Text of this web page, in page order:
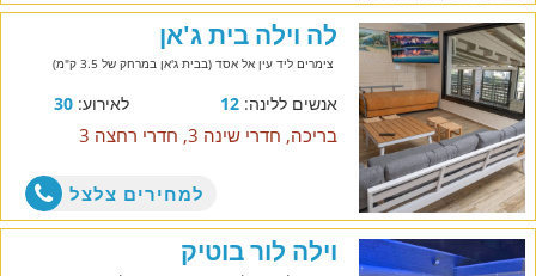
לה וילה בית ג'אן
צימרים ליד עין אל אסד (בבית ג'אן במרחק של 3.5 ק"מ)
אנשים ללינה:12 לאירוע:30
בריכה, חדרי שינה 3, חדרי רחצה 3
למחירים צלצל
וילה לור בוטיק